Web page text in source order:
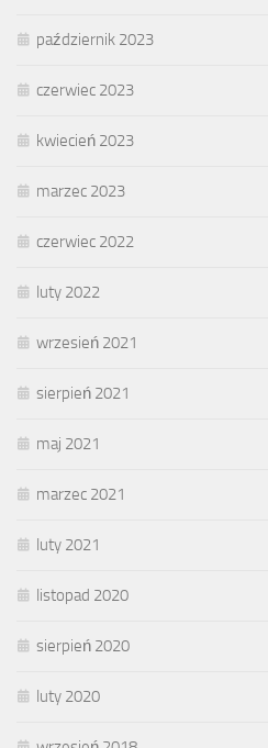
październik 2023
czerwiec 2023
kwiecień 2023
marzec 2023
czerwiec 2022
luty 2022
wrzesień 2021
sierpień 2021
maj 2021
marzec 2021
luty 2021
listopad 2020
sierpień 2020
luty 2020